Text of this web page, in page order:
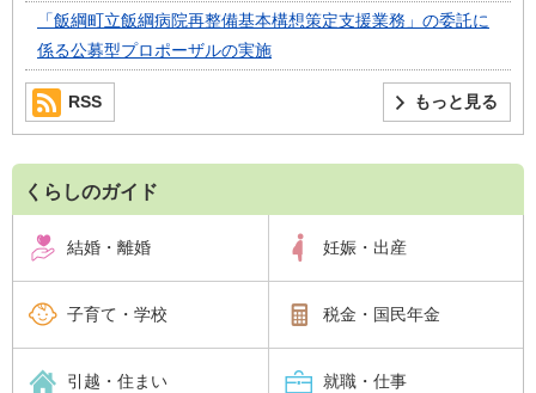
「飯綱町立飯綱病院再整備基本構想策定支援業務」の委託に
係る公募型プロポーザルの実施
もっと見る
RSS
くらしのガイド
結婚・離婚 妊娠・出産
子育て・学校 税金・国民年金
引越・住まい 就職・仕事